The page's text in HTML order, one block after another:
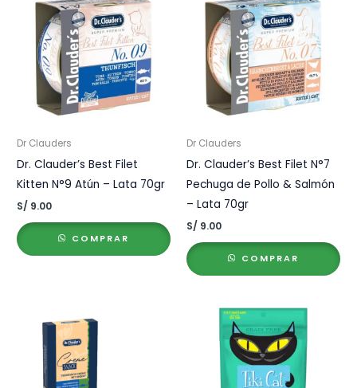
Dr Clauders
Dr. Clauder’s Best Filet
Kitten N°9 Atún – Lata 70gr
S/ 9.00
COMPRAR
Dr Clauders
Dr. Clauder’s Best Filet N°7
Pechuga de Pollo & Salmón
– Lata 70gr
S/ 9.00
COMPRAR